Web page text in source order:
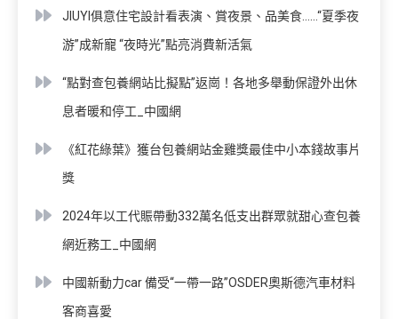
JIUYI俱意住宅設計看表演、賞夜景、品美食……“夏季夜
游”成新寵 “夜時光”點亮消費新活氣
“點對查包養網站比擬點”返崗！各地多舉動保證外出休
息者暖和停工_中國網
《紅花綠葉》獲台包養網站金雞獎最佳中小本錢故事片
獎
2024年以工代賑帶動332萬名低支出群眾就甜心查包養
網近務工_中國網
中國新動力car 備受“一帶一路”OSDER奧斯德汽車材料
客商喜愛